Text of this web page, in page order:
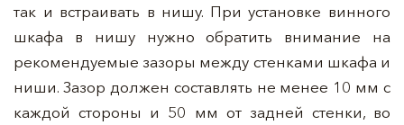
так и встраивать в нишу. При установке винного
шкафа в нишу нужно обратить внимание на
рекомендуемые зазоры между стенками шкафа и
ниши. Зазор должен составлять не менее 10 мм с
каждой стороны и 50 мм от задней стенки, во